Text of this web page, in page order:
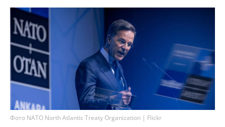
Фото NATO North Atlantic Treaty Organization | Flickr